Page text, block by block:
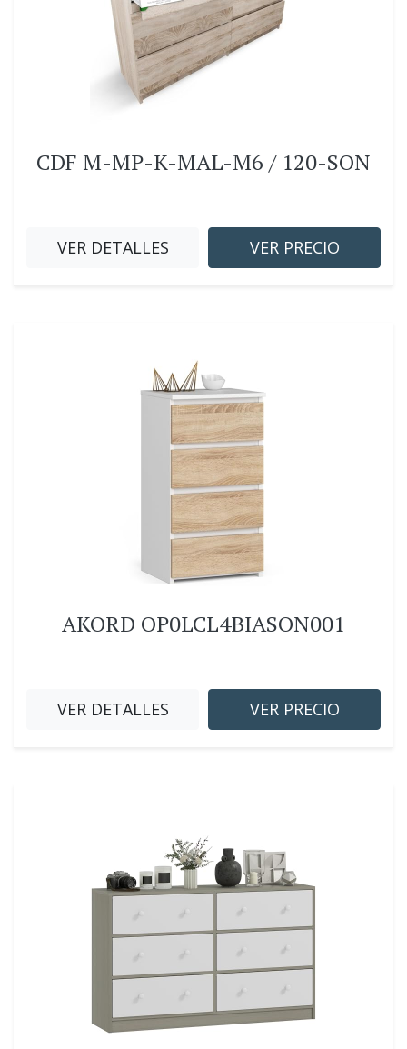
CDF M-MP-K-MAL-M6 / 120-SON
VER DETALLES VER PRECIO
AKORD OP0LCL4BIASON001
VER DETALLES VER PRECIO